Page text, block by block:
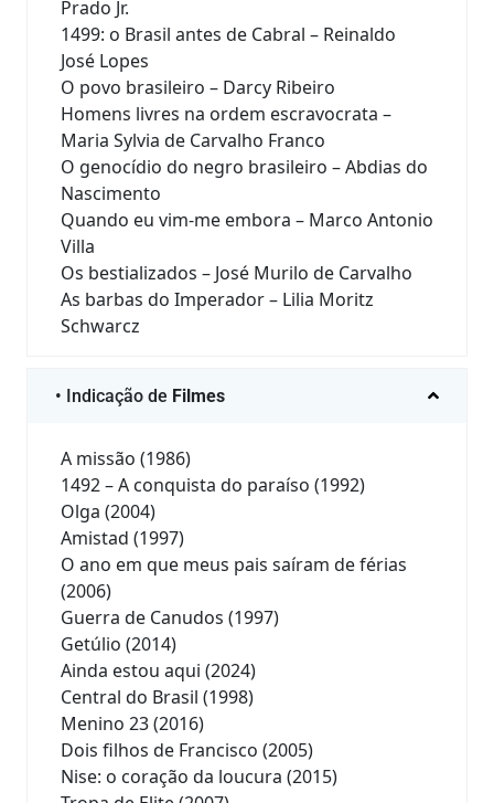
Prado Jr.
1499: o Brasil antes de Cabral – Reinaldo
José Lopes
O povo brasileiro – Darcy Ribeiro
Homens livres na ordem escravocrata –
Maria Sylvia de Carvalho Franco
O genocídio do negro brasileiro – Abdias do
Nascimento
Quando eu vim-me embora – Marco Antonio
Villa
Os bestializados – José Murilo de Carvalho
As barbas do Imperador – Lilia Moritz
Schwarcz
• Indicação de Filmes
A missão (1986)
1492 – A conquista do paraíso (1992)
Olga (2004)
Amistad (1997)
O ano em que meus pais saíram de férias
(2006)
Guerra de Canudos (1997)
Getúlio (2014)
Ainda estou aqui (2024)
Central do Brasil (1998)
Menino 23 (2016)
Dois filhos de Francisco (2005)
Nise: o coração da loucura (2015)